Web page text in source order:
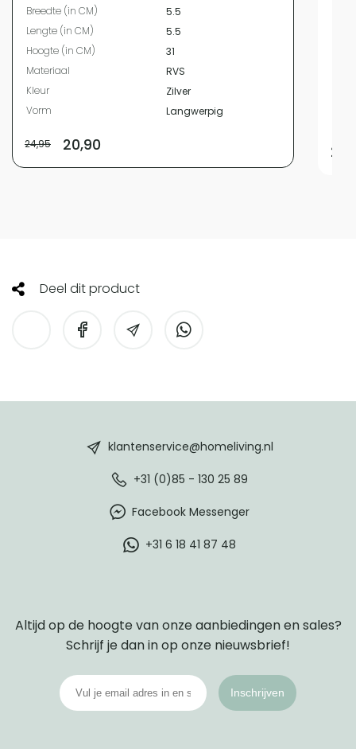
Breedte (in CM)
5.5
Lengte (in CM)
5.5
Hoogte (in CM)
31
Materiaal
RVS
Kleur
Zilver
Vorm
Langwerpig
24,95 20,90
Deel dit product
klantenservice@homeliving.nl
+31 (0)85 - 130 25 89
Facebook Messenger
+31 6 18 41 87 48
Altijd op de hoogte van onze aanbiedingen en sales?
Schrijf je dan in op onze nieuwsbrief!
Inschrijven